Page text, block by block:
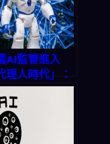
AI監管進入
理人時代」：
年全球科技
戰與兆美元市
擊